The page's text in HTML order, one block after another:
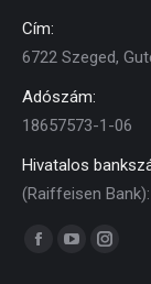
Cím:
6722 Szeged,
Adószám:
18657573-1-06
Hivatalos
(Raiffeisen
Find us on:
Facebook
YouTube